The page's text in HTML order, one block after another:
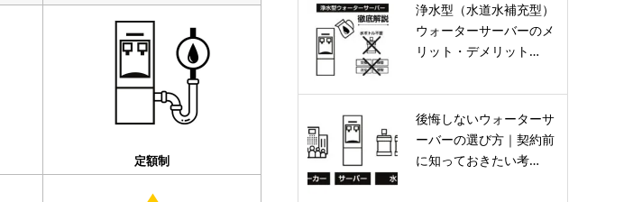
定額制
浄水型（水道水補充型）
ウォーターサーバーのメ
リット・デメリット…
後悔しないウォーターサ
ーバーの選び方｜契約前
に知っておきたい考…